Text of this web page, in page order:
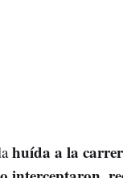
huída a la